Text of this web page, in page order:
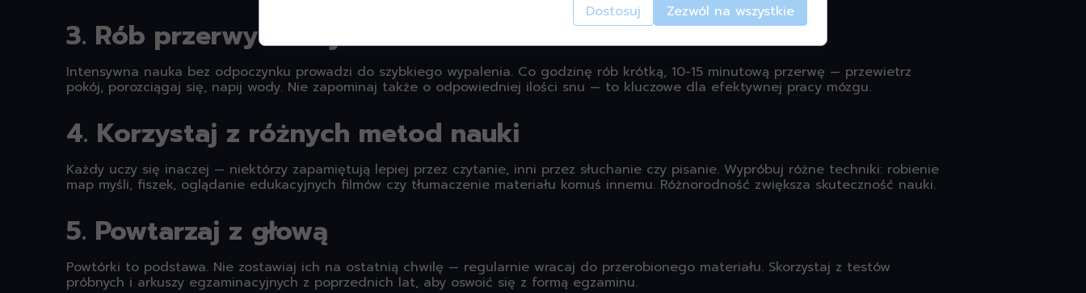
3. Rób przerwy i dbaj o siebie
Intensywna nauka bez odpoczynku prowadzi do szybkiego wypalenia. Co godzinę rób krótką, 10-15 minutową przerwę — przewietrz
pokój, porozciągaj się, napij wody. Nie zapominaj także o odpowiedniej ilości snu — to kluczowe dla efektywnej pracy mózgu.
4. Korzystaj z różnych metod nauki
Każdy uczy się inaczej — niektórzy zapamiętują lepiej przez czytanie, inni przez słuchanie czy pisanie. Wypróbuj różne techniki: robienie
map myśli, fiszek, oglądanie edukacyjnych filmów czy tłumaczenie materiału komuś innemu. Różnorodność zwiększa skuteczność nauki.
5. Powtarzaj z głową
Powtórki to podstawa. Nie zostawiaj ich na ostatnią chwilę — regularnie wracaj do przerobionego materiału. Skorzystaj z testów
próbnych i arkuszy egzaminacyjnych z poprzednich lat, aby oswoić się z formą egzaminu.
Dostosuj Zezwól na wszystkie